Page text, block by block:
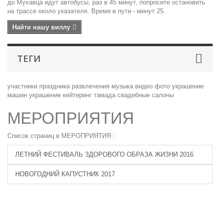
до Мухавца идут автобусы, раз в 45 минут, попросите остановить
на трассе около указателя. Время в пути - минут 25.
Найти нашу виллу
ТЕГИ
участники праздника развлечения музыка видео фото украшение
машин украшение кейтеринг тамада свадебные салоны
МЕРОПРИЯТИЯ
Список страниц в МЕРОПРИЯТИЯ :
ЛЕТНИЙ ФЕСТИВАЛЬ ЗДОРОВОГО ОБРАЗА ЖИЗНИ 2016
НОВОГОДНИЙ КАПУСТНИК 2017